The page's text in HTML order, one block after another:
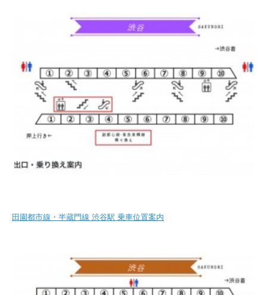
田園都市線・半蔵門線 渋谷駅 乗車位置案内